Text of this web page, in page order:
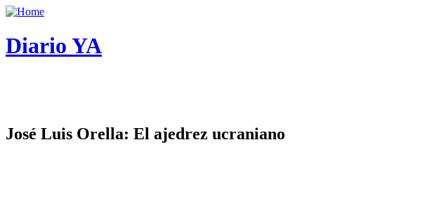
Diario YA
José Luis Orella: El ajedrez ucraniano